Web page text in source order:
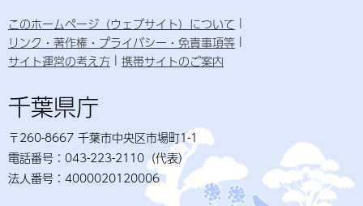
このホームページ（ウェブサイト）について
リンク・著作権・プライバシー・免責事項等
サイト運営の考え方
携帯サイトのご案内
千葉県庁
〒260-8667 千葉市中央区市場町1-1
電話番号：043-223-2110（代表）
法人番号：4000020120006